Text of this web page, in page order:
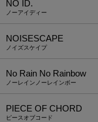
NO ID.
ノーアイディー
NOISESCAPE
ノイズスケイプ
No Rain No Rainbow
ノーレインノーレインボー
PIECE OF CHORD
ピースオブコード